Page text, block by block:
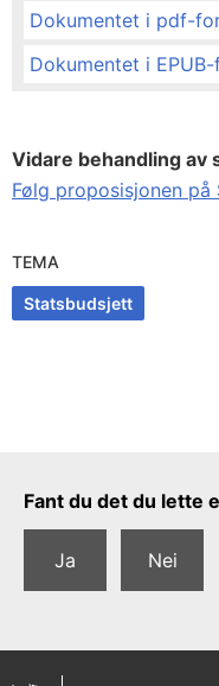
Dokumentet i pdf-
Dokumentet i
Vidare behandling av
Følg proposisjonen
TEMA
Statsbudsjett
Tilbakemeldingsskjema
Fant du det du lette
Ja Nei